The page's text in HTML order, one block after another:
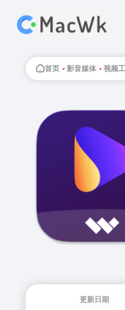
首页 • 影音媒体 • 视频
更新日期：